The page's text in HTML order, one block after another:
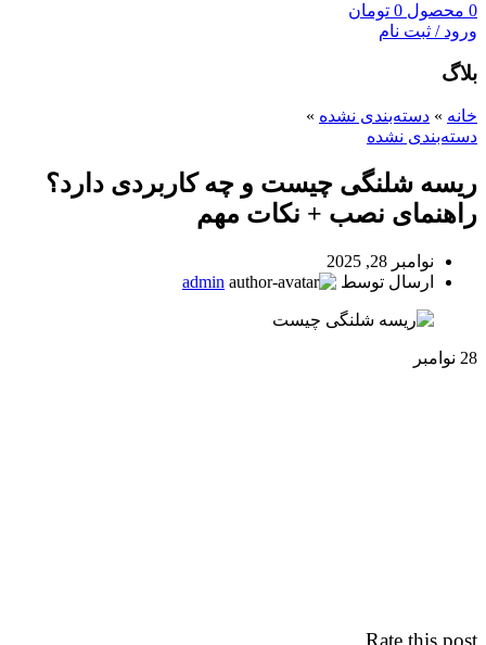
0 محصول 0 تومان
ورود / ثبت نام
بلاگ
خانه » دسته‌بندی نشده »
دسته‌بندی نشده
ریسه شلنگی چیست و چه کاربردی دارد؟
راهنمای نصب + نکات مهم
نوامبر 28, 2025
ارسال توسط
admin
28 نوامبر
Rate this post